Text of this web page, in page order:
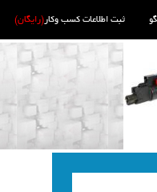
ثبت اطلاعات کسب وکار(رایگان)